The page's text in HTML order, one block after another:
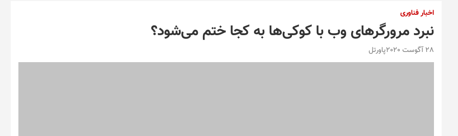
اخبار فناوری
نبرد مرورگرهای وب با کوکی‌ها به کجا ختم می‌شود؟
28 آگوست 2020 پاورتل